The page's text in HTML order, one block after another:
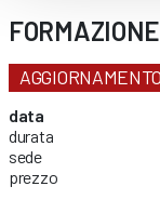
AGGIORNAMENTO
data
durata
sede
prezzo